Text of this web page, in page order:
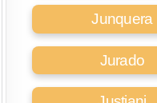
Junquera
Jurado